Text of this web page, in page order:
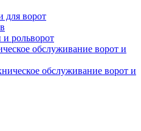
для ворот
и рольворот
обслуживание ворот и
обслуживание ворот и